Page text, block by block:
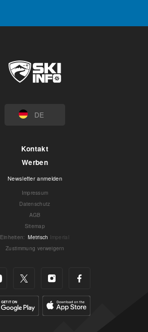
DE
Kontakt
Werben
Newsletter anmelden
Impressum
Datenschutz
AGB
Sitemap
Einheiten: Metrisch Imperial
Zustimmung verweigern